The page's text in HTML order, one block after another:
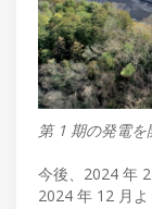
第 1 期の発電
今後、2024 年
2024 年 12 月